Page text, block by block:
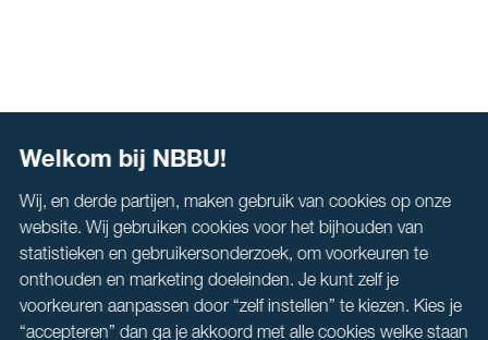
Welkom bij NBBU!
Wij, en derde partijen, maken gebruik van cookies op onze
website. Wij gebruiken cookies voor het bijhouden van
statistieken en gebruikersonderzoek, om voorkeuren te
onthouden en marketing doeleinden. Je kunt zelf je
voorkeuren aanpassen door “zelf instellen” te kiezen. Kies je
“accepteren” dan ga je akkoord met alle cookies welke staan